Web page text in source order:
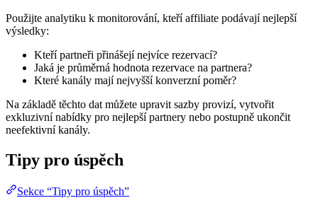
Použijte analytiku k monitorování, kteří affiliate podávají nejlepší
výsledky:
Kteří partneři přinášejí nejvíce rezervací?
Jaká je průměrná hodnota rezervace na partnera?
Které kanály mají nejvyšší konverzní poměr?
Na základě těchto dat můžete upravit sazby provizí, vytvořit
exkluzivní nabídky pro nejlepší partnery nebo postupně ukončit
neefektivní kanály.
Tipy pro úspěch
Sekce “Tipy pro úspěch”